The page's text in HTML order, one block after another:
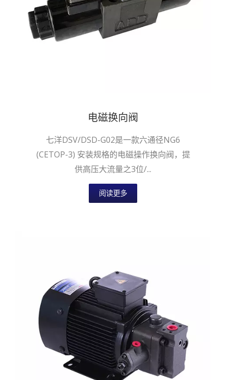
电磁换向阀
七洋DSV/DSD-G02是一款六通径NG6
(CETOP-3) 安装规格的电磁操作换向阀，提
供高压大流量之3位/...
阅读更多